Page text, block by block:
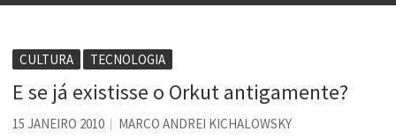
Esse tal de Rock Gaúcho
Os causos de Jorge Luis Borges
Voto obrigatório é correto?
CULTURA TECNOLOGIA
E se já existisse o Orkut antigamente?
15 JANEIRO 2010 MARCO ANDREI KICHALOWSKY